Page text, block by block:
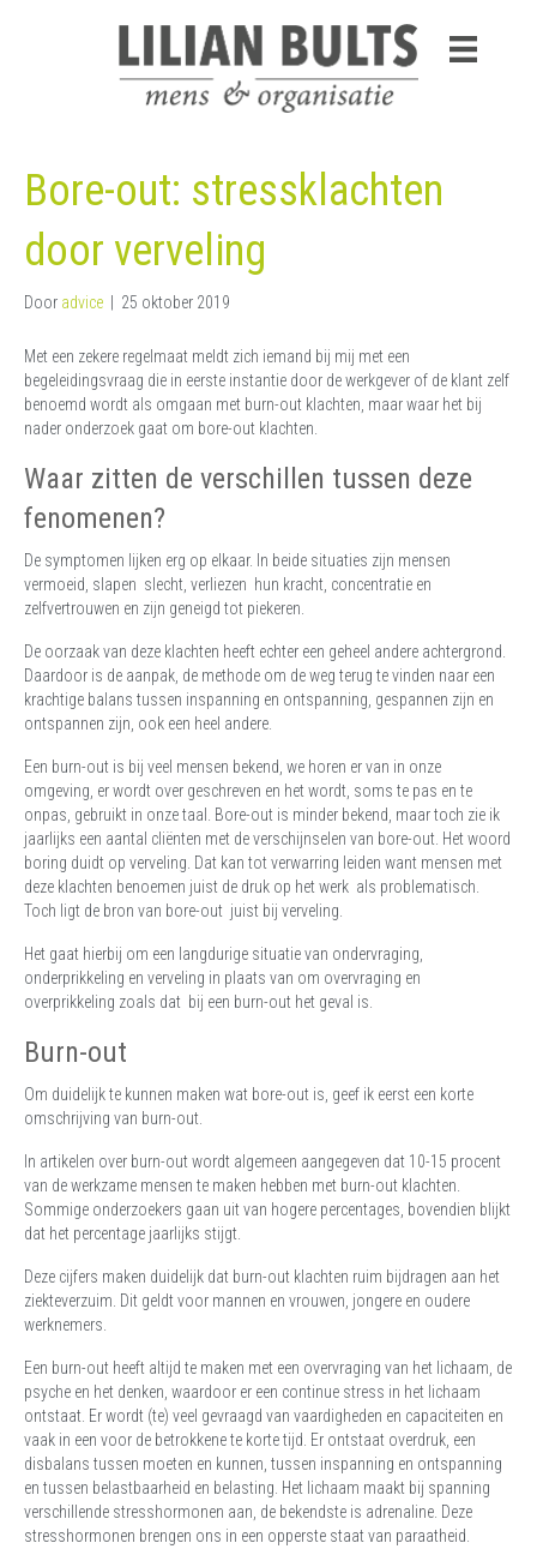
Bore-out: stressklachten
door verveling
Door advice 25 oktober 2019
Met een zekere regelmaat meldt zich iemand bij mij met een
begeleidingsvraag die in eerste instantie door de werkgever of de klant zelf
benoemd wordt als omgaan met burn-out klachten, maar waar het bij
nader onderzoek gaat om bore-out klachten.
Waar zitten de verschillen tussen deze
fenomenen?
De symptomen lijken erg op elkaar. In beide situaties zijn mensen
vermoeid, slapen slecht, verliezen hun kracht, concentratie en
zelfvertrouwen en zijn geneigd tot piekeren.
De oorzaak van deze klachten heeft echter een geheel andere achtergrond.
Daardoor is de aanpak, de methode om de weg terug te vinden naar een
krachtige balans tussen inspanning en ontspanning, gespannen zijn en
ontspannen zijn, ook een heel andere.
Een burn-out is bij veel mensen bekend, we horen er van in onze
omgeving, er wordt over geschreven en het wordt, soms te pas en te
onpas, gebruikt in onze taal. Bore-out is minder bekend, maar toch zie ik
jaarlijks een aantal cliënten met de verschijnselen van bore-out. Het woord
boring duidt op verveling. Dat kan tot verwarring leiden want mensen met
deze klachten benoemen juist de druk op het werk als problematisch.
Toch ligt de bron van bore-out juist bij verveling.
Het gaat hierbij om een langdurige situatie van ondervraging,
onderprikkeling en verveling in plaats van om overvraging en
overprikkeling zoals dat bij een burn-out het geval is.
Burn-out
Om duidelijk te kunnen maken wat bore-out is, geef ik eerst een korte
omschrijving van burn-out.
In artikelen over burn-out wordt algemeen aangegeven dat 10-15 procent
van de werkzame mensen te maken hebben met burn-out klachten.
Sommige onderzoekers gaan uit van hogere percentages, bovendien blijkt
dat het percentage jaarlijks stijgt.
Deze cijfers maken duidelijk dat burn-out klachten ruim bijdragen aan het
ziekteverzuim. Dit geldt voor mannen en vrouwen, jongere en oudere
werknemers.
Een burn-out heeft altijd te maken met een overvraging van het lichaam, de
psyche en het denken, waardoor er een continue stress in het lichaam
ontstaat. Er wordt (te) veel gevraagd van vaardigheden en capaciteiten en
vaak in een voor de betrokkene te korte tijd. Er ontstaat overdruk, een
disbalans tussen moeten en kunnen, tussen inspanning en ontspanning
en tussen belastbaarheid en belasting. Het lichaam maakt bij spanning
verschillende stresshormonen aan, de bekendste is adrenaline. Deze
stresshormonen brengen ons in een opperste staat van paraatheid.